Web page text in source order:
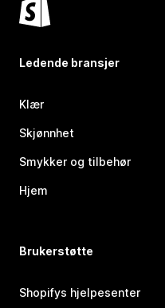
Ledende bransjer
Klær
Skjønnhet
Smykker og tilbehør
Hjem
Brukerstøtte
Shopifys hjelpesenter